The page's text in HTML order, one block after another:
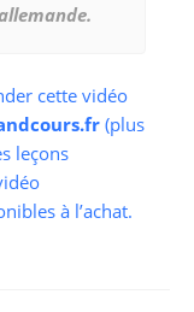
cette vidéo
(plus
leçons
à l’achat.